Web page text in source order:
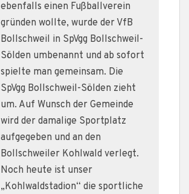
ebenfalls einen Fußballverein
gründen wollte, wurde der VfB
Bollschweil in SpVgg Bollschweil-
Sölden umbenannt und ab sofort
spielte man gemeinsam. Die
SpVgg Bollschweil-Sölden zieht
um. Auf Wunsch der Gemeinde
wird der damalige Sportplatz
aufgegeben und an den
Bollschweiler Kohlwald verlegt.
Noch heute ist unser
„Kohlwaldstadion“ die sportliche